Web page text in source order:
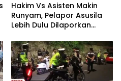
Hakim Vs Asisten Makin
Runyam, Pelapor Asusila
Lebih Dulu Dilaporkan